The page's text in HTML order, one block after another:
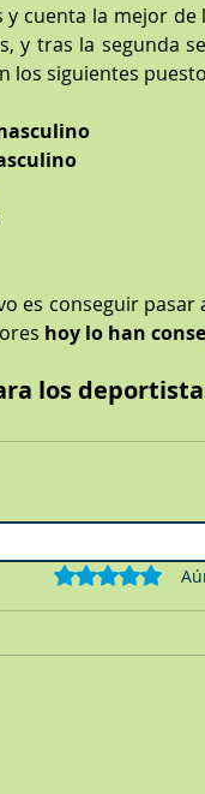
cuenta la mejor
y tras la segunda
los siguientes
es conseguir
hoy lo han
los
Obtuvo 0 de 5